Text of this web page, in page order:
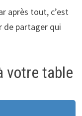
après tout, c’est
de partager qui
votre table